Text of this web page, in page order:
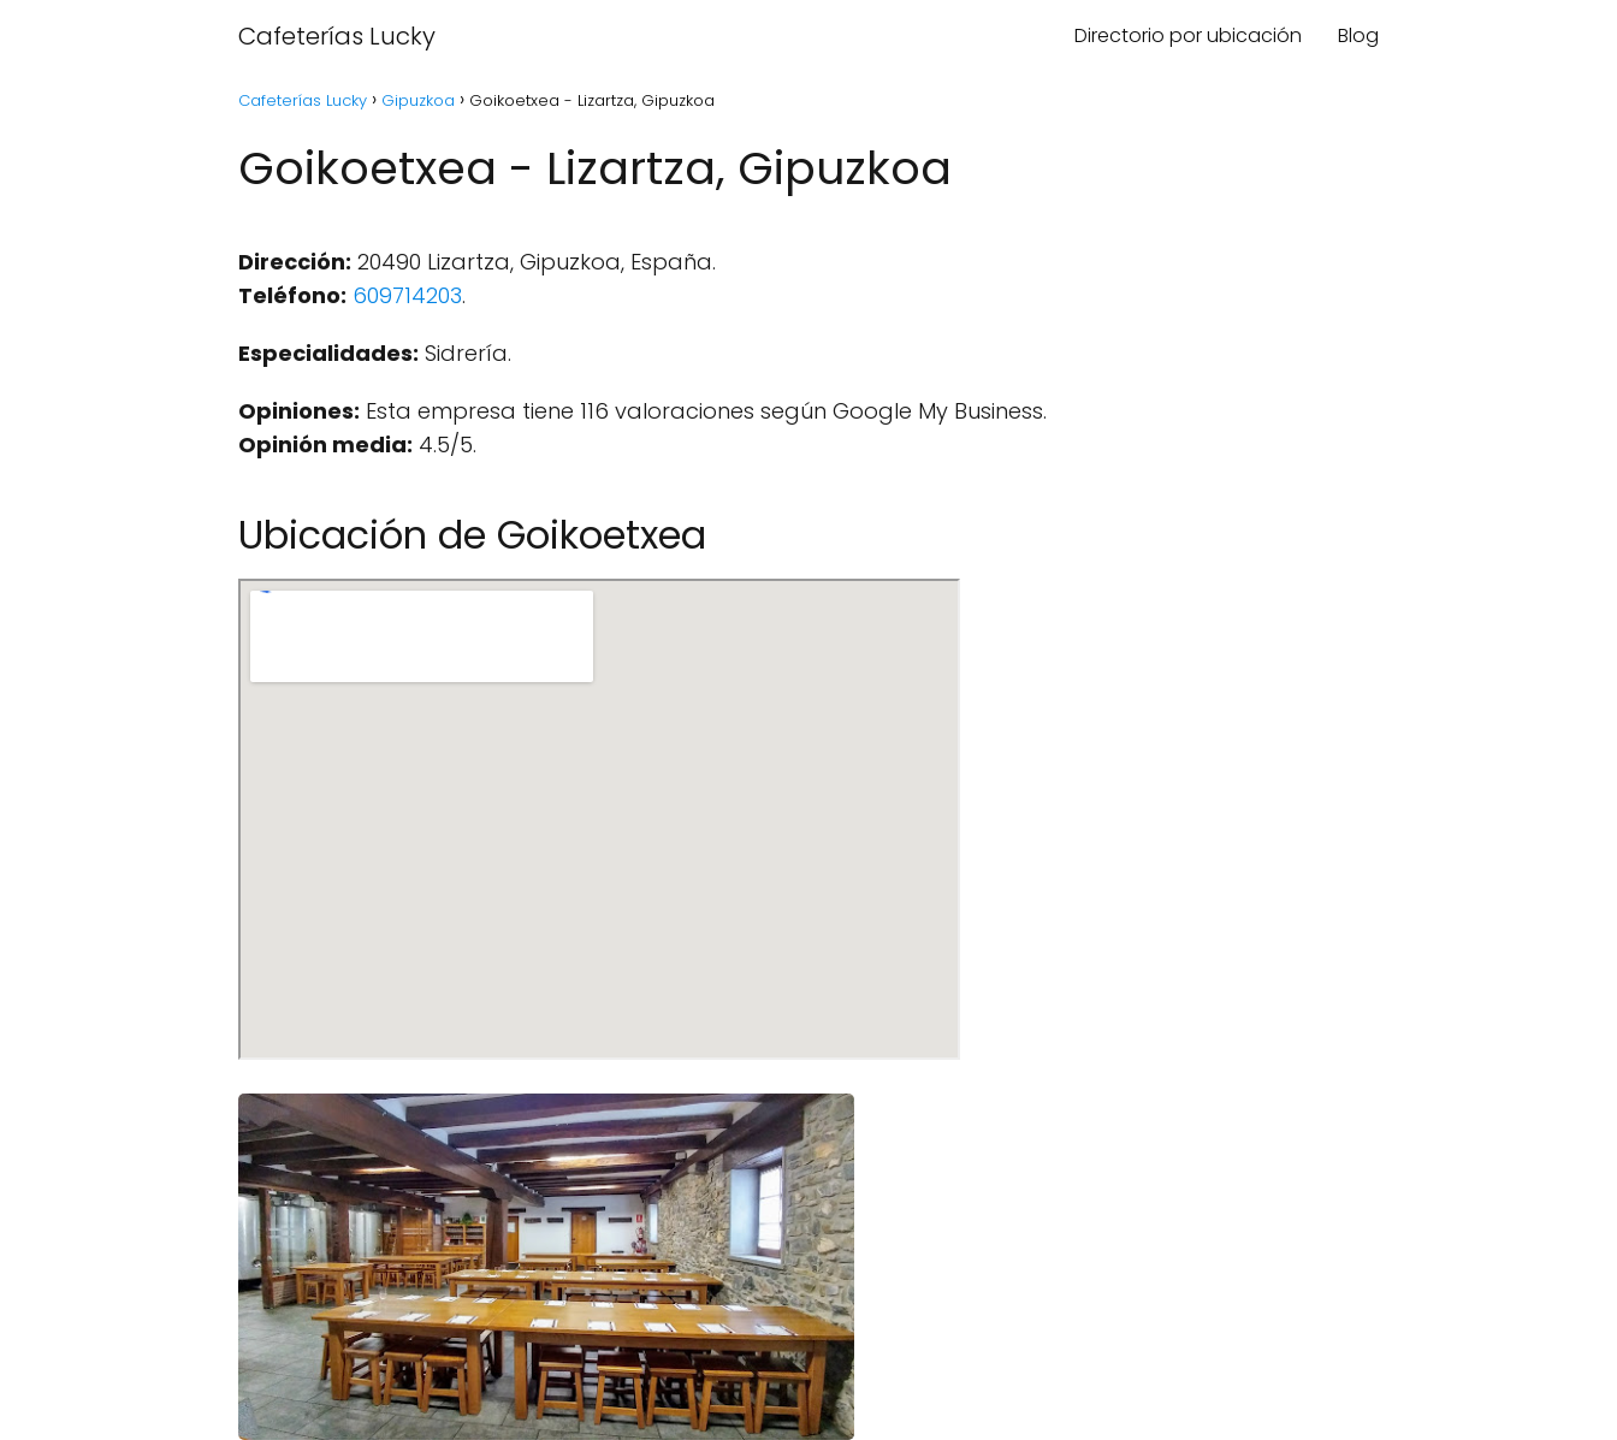
Cafeterías Lucky Directorio por ubicación Blog
Cafeterías Lucky Gipuzkoa Goikoetxea - Lizartza, Gipuzkoa
Goikoetxea - Lizartza, Gipuzkoa
Dirección: 20490 Lizartza, Gipuzkoa, España.
Teléfono: 609714203.
Especialidades: Sidrería.
Opiniones: Esta empresa tiene 116 valoraciones según Google My Business.
Opinión media: 4.5/5.
Ubicación de Goikoetxea